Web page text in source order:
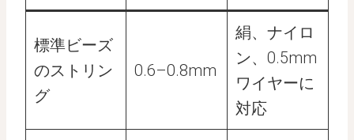
標準ビーズ
のストリン
グ
0.6–0.8mm
絹、ナイロ
ン、0.5mm
ワイヤーに
対応